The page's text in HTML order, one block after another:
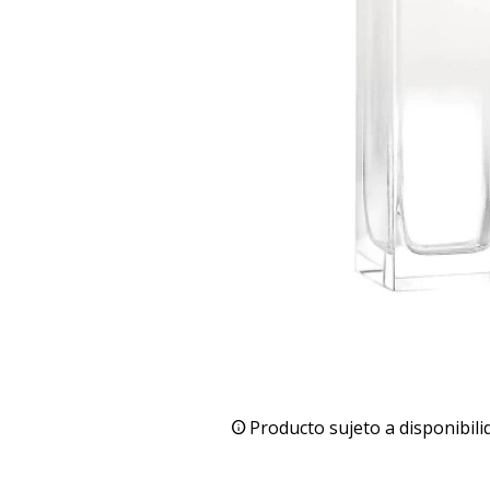
Producto sujeto a